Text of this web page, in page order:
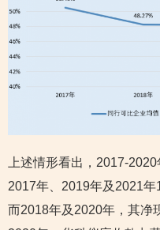
上述情形看出，2017-
2017年、2019年及2021年
而2018年及2020年，其净